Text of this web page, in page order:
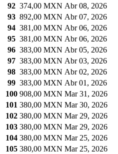
92 374,00 MXN Abr 08, 2026
93 892,00 MXN Abr 07, 2026
94 381,00 MXN Abr 06, 2026
95 381,00 MXN Abr 06, 2026
96 383,00 MXN Abr 05, 2026
97 383,00 MXN Abr 03, 2026
98 383,00 MXN Abr 02, 2026
99 383,00 MXN Abr 01, 2026
100 908,00 MXN Mar 31, 2026
101 380,00 MXN Mar 30, 2026
102 380,00 MXN Mar 29, 2026
103 380,00 MXN Mar 29, 2026
104 380,00 MXN Mar 25, 2026
105 380,00 MXN Mar 25, 2026